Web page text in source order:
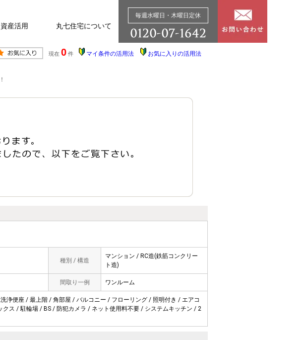
資産活用 丸七住宅について
毎週水曜日・木曜日定休
現在 0 件 マイ条件の活用法 お気に入りの活用法
種別 / 構造
マンション / RC造(鉄筋コンクリー
ト造)
間取り一例 ワンルーム
浄便座 / 最上階 / 角部屋 / バルコニー / フローリング / 照明付き / エアコ
ス / 駐輪場 / BS / 防犯カメラ / ネット使用料不要 / システムキッチン / 2